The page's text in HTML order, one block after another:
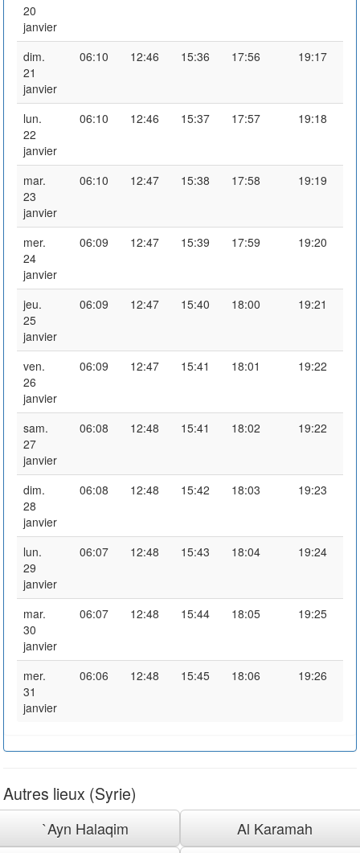
20
janvier
dim.
21
janvier
06:10 12:46 15:36 17:56 19:17
lun.
22
janvier
06:10 12:46 15:37 17:57 19:18
mar.
23
janvier
06:10 12:47 15:38 17:58 19:19
mer.
24
janvier
06:09 12:47 15:39 17:59 19:20
jeu.
25
janvier
06:09 12:47 15:40 18:00 19:21
ven.
26
janvier
06:09 12:47 15:41 18:01 19:22
sam.
27
janvier
06:08 12:48 15:41 18:02 19:22
dim.
28
janvier
06:08 12:48 15:42 18:03 19:23
lun.
29
janvier
06:07 12:48 15:43 18:04 19:24
mar.
30
janvier
06:07 12:48 15:44 18:05 19:25
mer.
31
janvier
06:06 12:48 15:45 18:06 19:26
Autres lieux (Syrie)
`Ayn Halaqim
Al Karamah